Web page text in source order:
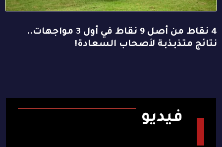
4 نقاط من أصل 9 نقاط في أول 3 مواجهات..
نتائج متذبذبة لأصحاب السعادة!
فيديو